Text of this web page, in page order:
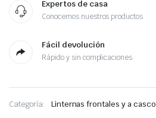
Expertos de casa
Conocemos nuestros productos
Fácil devolución
Rápido y sin complicaciones
Categoría: Linternas frontales y a casco